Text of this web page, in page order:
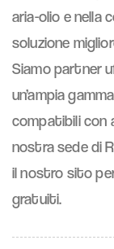
aria-olio e nella
soluzione
Siamo partner
un’ampia
compatibili con
nostra sede di
il nostro sito
gratuiti.